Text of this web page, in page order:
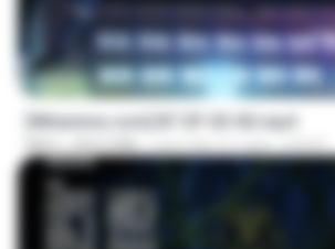
[Witanime.com] BT EP 03 HD.mp4
MP4 250.0 MB cách đây 21 ngày BAXK